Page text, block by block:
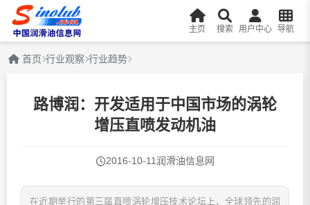
主页 搜索 用户中心 导航
首页 行业观察 行业趋势
路博润：开发适用于中国市场的涡轮
增压直喷发动机油
2016-10-11润滑油信息网
在近期举行的第三届直喷涡轮增压技术论坛上，全球领先的润